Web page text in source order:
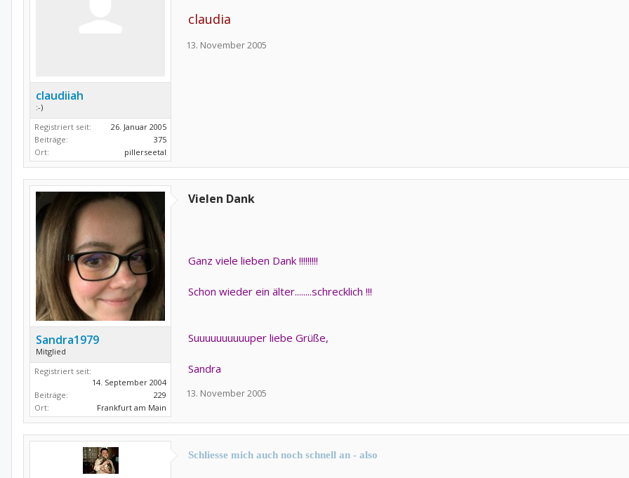
claudiiah
:-)
Registriert seit:
26. Januar 2005
Beiträge:
375
Ort:
pillerseetal
claudia
13. November 2005
Sandra1979
Mitglied
Registriert seit:
14. September 2004
Beiträge:
229
Ort:
Frankfurt am Main
Vielen Dank
Ganz viele lieben Dank !!!!!!!!!
Schon wieder ein älter........schrecklich !!!
Suuuuuuuuuuper liebe Grüße,
Sandra
13. November 2005
Schliesse mich auch noch schnell an - also